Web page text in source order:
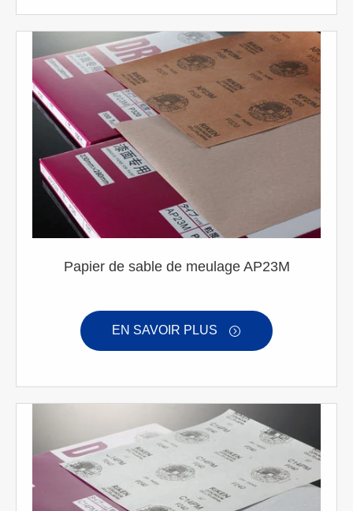
Papier de sable de meulage AP23M
EN SAVOIR PLUS 